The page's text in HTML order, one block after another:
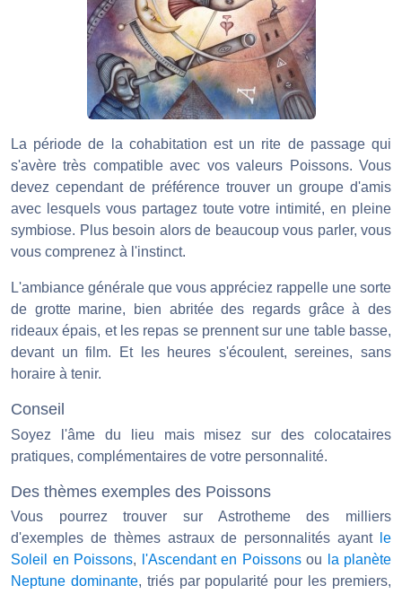
La période de la cohabitation est un rite de passage qui
s'avère très compatible avec vos valeurs Poissons. Vous
devez cependant de préférence trouver un groupe d'amis
avec lesquels vous partagez toute votre intimité, en pleine
symbiose. Plus besoin alors de beaucoup vous parler, vous
vous comprenez à l'instinct.
L'ambiance générale que vous appréciez rappelle une sorte
de grotte marine, bien abritée des regards grâce à des
rideaux épais, et les repas se prennent sur une table basse,
devant un film. Et les heures s'écoulent, sereines, sans
horaire à tenir.
Conseil
Soyez l'âme du lieu mais misez sur des colocataires
pratiques, complémentaires de votre personnalité.
Des thèmes exemples des Poissons
Vous pourrez trouver sur Astrotheme des milliers
d'exemples de thèmes astraux de personnalités ayant
le
Soleil en Poissons, l'Ascendant en Poissonsou
la planète
Neptune dominante, triés par popularité pour les premiers,